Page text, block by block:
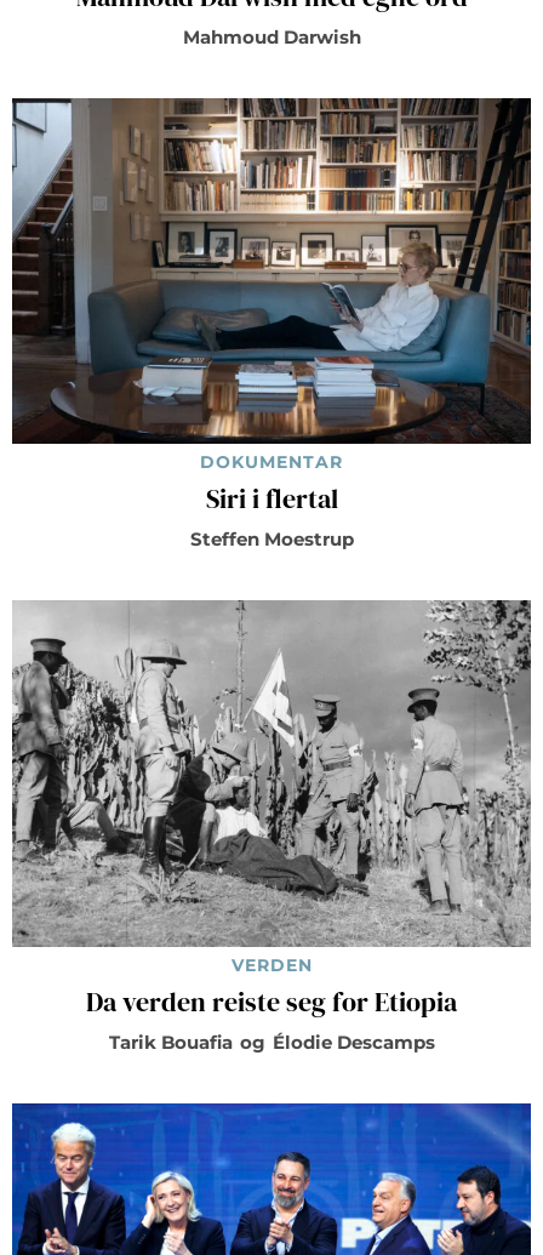
Mahmoud Darwish
DOKUMENTAR
Siri i flertal
Steffen Moestrup
VERDEN
Da verden reiste seg for Etiopia
Tarik Bouafia og Élodie Descamps